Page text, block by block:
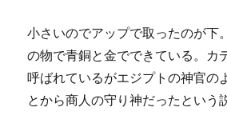
小さいのでアップで取ったのが下
の物で青銅と金でできている。カ
呼ばれているがエジプトの神官の
とから商人の守り神だったという